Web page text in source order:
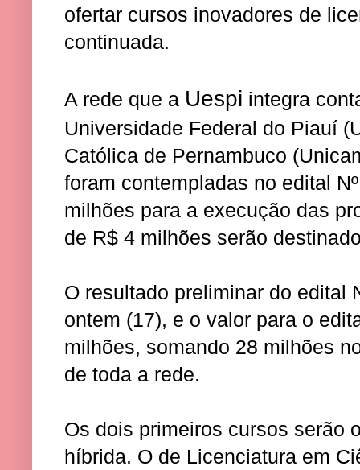
ofertar cursos inovadores de
continuada.
A rede que a Uespi integra
Universidade Federal do Piauí
Católica de Pernambuco
foram contempladas no edital
milhões para a execução das
de R$ 4 milhões serão
O resultado preliminar do edital
ontem (17), e o valor para o
milhões, somando 28 milhões
de toda a rede.
Os dois primeiros cursos serão
híbrida. O de Licenciatura em